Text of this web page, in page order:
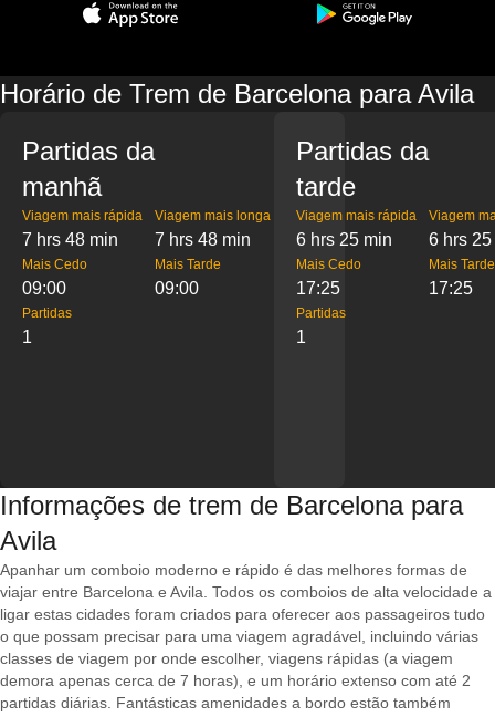
Horário de Trem de Barcelona para Avila
Partidas da
manhã
Viagem mais rápida
7 hrs 48 min
Viagem mais longa
7 hrs 48 min
Mais Cedo
09:00
Mais Tarde
09:00
Partidas
1
Partidas da
tarde
Viagem mais rápida
6 hrs 25 min
Viagem
6 hrs
Mais Cedo
17:25
Mais Tarde
17:25
Partidas
1
Informações de trem de Barcelona para
Avila
Apanhar um comboio moderno e rápido é das melhores formas de
viajar entre Barcelona e Avila. Todos os comboios de alta velocidade a
ligar estas cidades foram criados para oferecer aos passageiros tudo
o que possam precisar para uma viagem agradável, incluindo várias
classes de viagem por onde escolher, viagens rápidas (a viagem
demora apenas cerca de 7 horas), e um horário extenso com até 2
partidas diárias. Fantásticas amenidades a bordo estão também